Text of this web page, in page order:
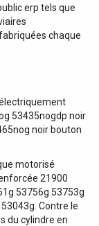
erp tels que
chaque
53435nogdp noir
noir bouton
motorisé
21900
53756g 53753g
Contre le
du cylindre en